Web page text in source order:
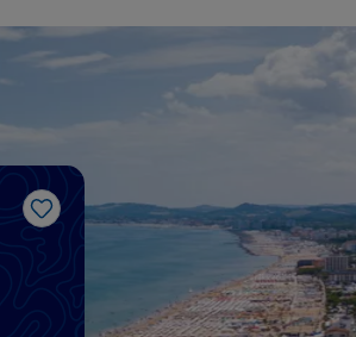
Like